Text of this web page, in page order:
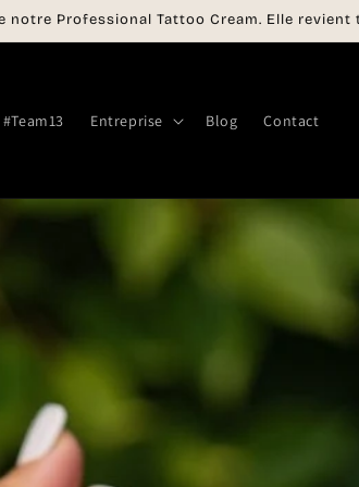
Professional Tattoo Cream. Elle revient
#Team13 Entreprise Blog Contact